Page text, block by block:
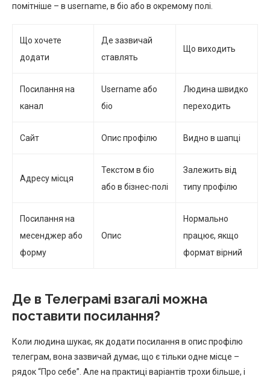
помітніше – в username, в біо або в окремому полі.
Що хочете
додати
Де зазвичай
ставлять
Що виходить
Посилання на
канал
Username або
біо
Людина швидко
переходить
Сайт Опис профілю Видно в шапці
Адресу місця
Текстом в біо
або в бізнес-полі
Залежить від
типу профілю
Посилання на
месенджер або
форму
Опис
Нормально
працює, якщо
формат вірний
Де в Телеграмі взагалі можна
поставити посилання?
Коли людина шукає, як додати посилання в опис профілю
телеграм, вона зазвичай думає, що є тільки одне місце –
рядок “Про себе”. Але на практиці варіантів трохи більше, і